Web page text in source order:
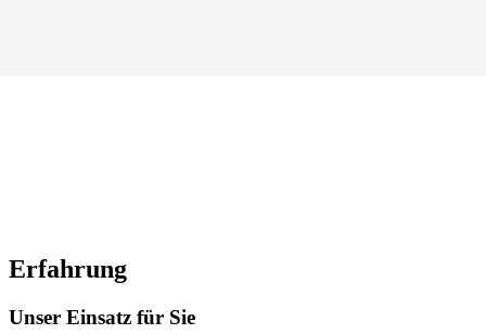
Erfahrung
Unser Einsatz für Sie